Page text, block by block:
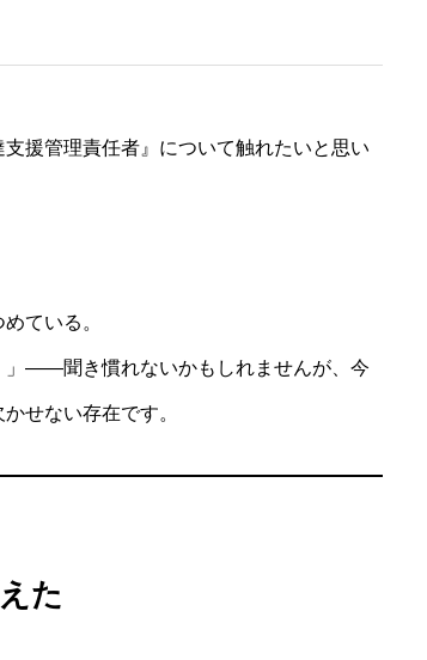
援管理責任者』について触れたいと思い
ている。
」――聞き慣れないかもしれませんが、今
せない存在です。
た